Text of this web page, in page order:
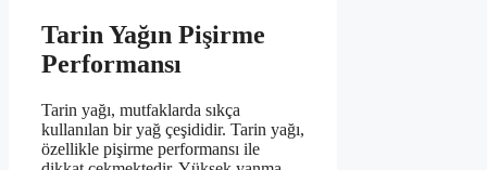
Tarin Yağın Pişirme
Performansı
Tarin yağı, mutfaklarda sıkça
kullanılan bir yağ çeşididir. Tarin yağı,
özellikle pişirme performansı ile